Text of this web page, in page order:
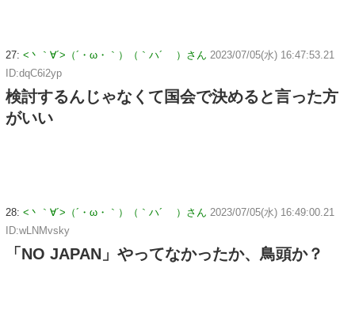
27: <丶｀∀´>（´・ω・｀）（｀ハ´ ）さん 2023/07/05(水) 16:47:53.21
ID:dqC6i2yp
検討するんじゃなくて国会で決めると言った方
がいい
28: <丶｀∀´>（´・ω・｀）（｀ハ´ ）さん 2023/07/05(水) 16:49:00.21
ID:wLNMvsky
「NO JAPAN」やってなかったか、鳥頭か？